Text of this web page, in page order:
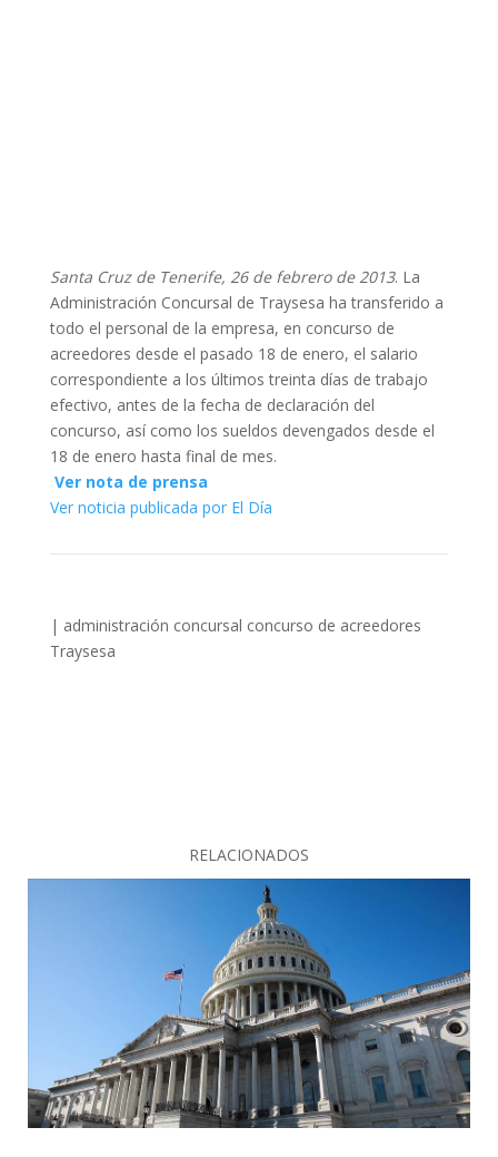
Santa Cruz de Tenerife, 26 de febrero de 2013. La
Administración Concursal de Traysesa ha transferido a
todo el personal de la empresa, en concurso de
acreedores desde el pasado 18 de enero, el salario
correspondiente a los últimos treinta días de trabajo
efectivo, antes de la fecha de declaración del
concurso, así como los sueldos devengados desde el
18 de enero hasta final de mes.
Ver nota de prensa
Ver noticia publicada por El Día
| administración concursal concurso de acreedores
Traysesa
RELACIONADOS